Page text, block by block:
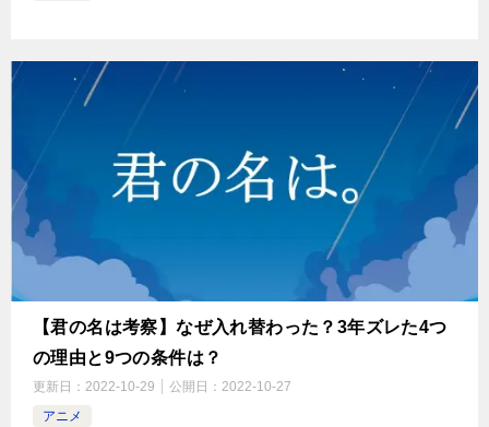
【君の名は考察】なぜ入れ替わった？3年ズレた4つ
の理由と9つの条件は？
更新日： 2022-10-29 公開日： 2022-10-27
アニメ